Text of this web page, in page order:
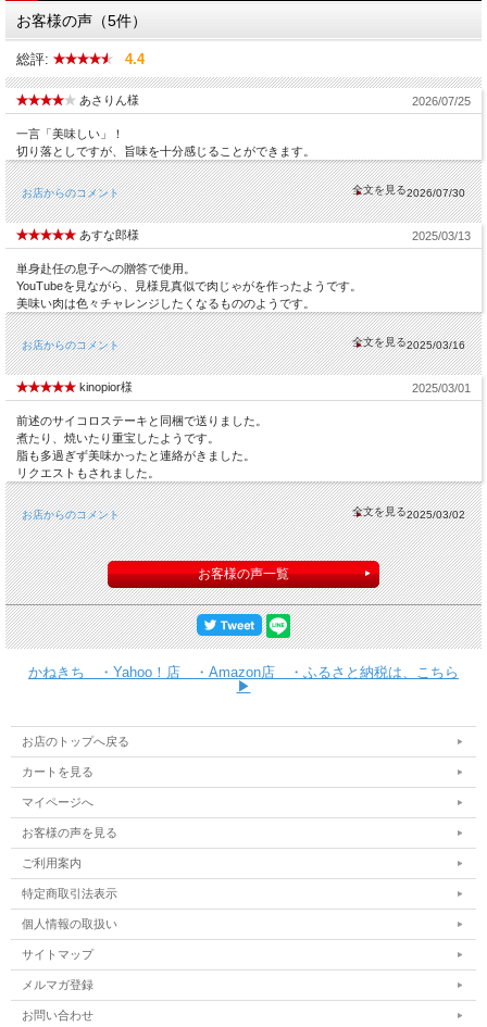
お客様の声（5件）
総評: 4.4
あさりん様 2026/07/25
一言「美味しい」！
切り落としですが、旨味を十分感じることができます。
お店からのコメント 2026/07/30
あすな郎様 2025/03/13
単身赴任の息子への贈答で使用。
YouTubeを見ながら、見様見真似で肉じゃがを作ったようです。
美味い肉は色々チャレンジしたくなるもののようです。
お店からのコメント 2025/03/16
kinopior様 2025/03/01
前述のサイコロステーキと同梱で送りました。
煮たり、焼いたり重宝したようです。
脂も多過ぎず美味かったと連絡がきました。
リクエストもされました。
お店からのコメント 2025/03/02
お客様の声一覧
かねきち ・Yahoo！店 ・Amazon店 ・ふるさと納税は、こちら
▶
お店のトップへ戻る
カートを見る
マイページへ
お客様の声を見る
ご利用案内
特定商取引法表示
個人情報の取扱い
サイトマップ
メルマガ登録
お問い合わせ